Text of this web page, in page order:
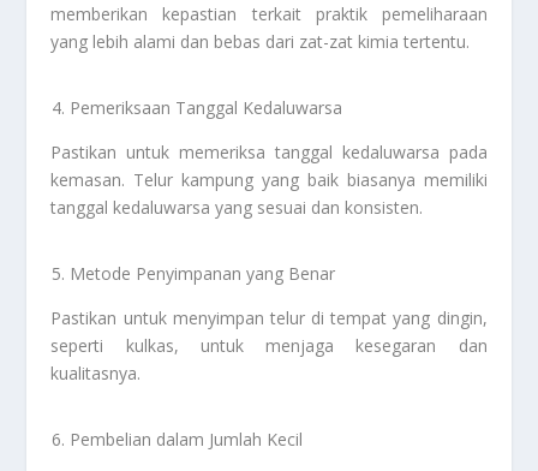
memberikan kepastian terkait praktik pemeliharaan
yang lebih alami dan bebas dari zat-zat kimia tertentu.
Pemeriksaan Tanggal Kedaluwarsa
Pastikan untuk memeriksa tanggal kedaluwarsa pada
kemasan. Telur kampung yang baik biasanya memiliki
tanggal kedaluwarsa yang sesuai dan konsisten.
Metode Penyimpanan yang Benar
Pastikan untuk menyimpan telur di tempat yang dingin,
seperti kulkas, untuk menjaga kesegaran dan
kualitasnya.
Pembelian dalam Jumlah Kecil